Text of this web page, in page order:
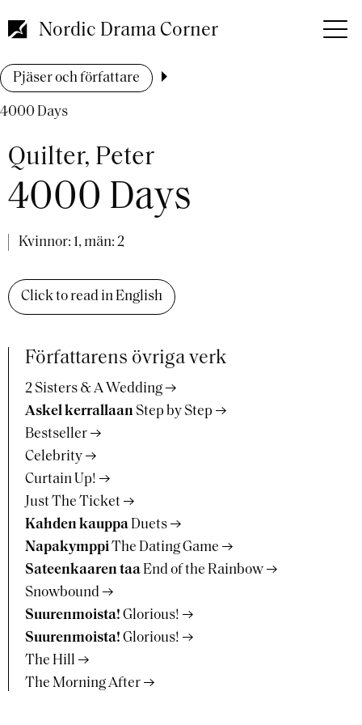
till
huvudinnehåll
Nordic Drama Corner
Länkstig
Pjäser och författare
4000 Days
Quilter, Peter
4000 Days
Kvinnor: 1, män: 2
Click to read in English
Författarens övriga verk
2 Sisters & A Wedding
Askel kerrallaanStep by Step
Bestseller
Celebrity
Curtain Up!
Just The Ticket
Kahden kauppa Duets
NapakymppiThe Dating Game
Sateenkaaren taa End of the Rainbow
Snowbound
Suurenmoista! Glorious!
Suurenmoista! Glorious!
The Hill
The Morning After